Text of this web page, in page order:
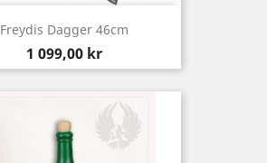
Freydis Dagger 46cm
Pris
1 099,00 kr